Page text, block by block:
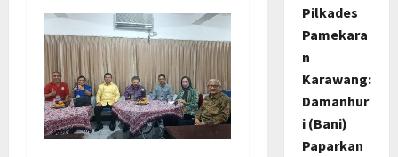
Pilkades
Pamekara
n
Karawang:
Damanhur
i (Bani)
Paparkan